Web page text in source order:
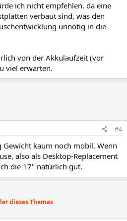
ich nicht empfehlen, da eine
verbaut sind, was den
unnötig in die
von der Akkulaufzeit (vor
viel erwarten.
#4
Gewicht kaum noch mobil. Wenn
also als Desktop-Replacement
die 17" natürlich gut.
dieses Themas